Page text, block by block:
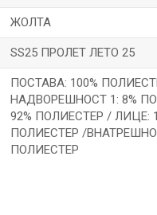
ЖОЛТА
SS25 ПРОЛЕТ ЛЕТО 25
ПОСТАВА: 100%
НАДВОРЕШНОСТ 1: 8%
92% ПОЛИЕСТЕР / ЛИЦЕ:
ПОЛИЕСТЕР /
ПОЛИЕСТЕР